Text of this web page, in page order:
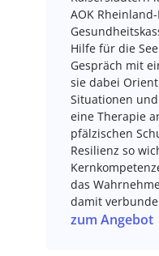
AOK
Hilfe für die
Gespräch mit
sie dabei
Situationen
eine Therapie
pfälzischen
Resilienz so
das
damit
zum Angebot